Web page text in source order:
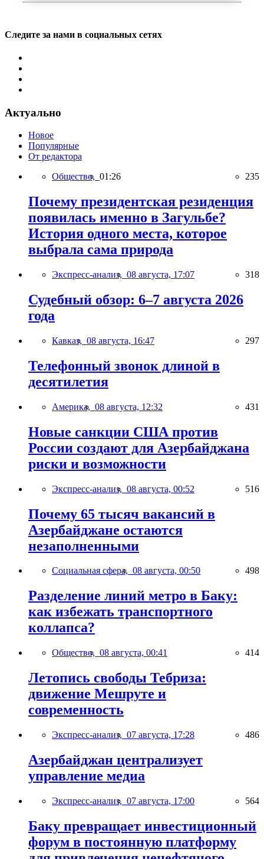
Следите за нами в социальных сетях
Актуально
Новое
Популярные
От редактора
Общество, 01:26 235
Почему президентская резиденция
появилась именно в Загульбе?
История одного места, которое
выбрала сама природа
Экспресс-анализ, 08 августа, 17:07 318
Судебный обзор: 6–7 августа 2026
года
Кавказ, 08 августа, 16:47 297
Телефонный звонок длиной в
десятилетия
Америка, 08 августа, 12:32 431
Новые санкции США против
России создают для Азербайджана
риски и возможности
Экспресс-анализ, 08 августа, 00:52 516
Почему 65 тысяч вакансий в
Азербайджане остаются
незаполненными
Социальная сфера, 08 августа, 00:50 498
Разделение линий метро в Баку:
как избежать транспортного
коллапса?
Общество, 08 августа, 00:41 414
Летопись свободы Тебриза:
движение Мешруте и
современность
Экспресс-анализ, 07 августа, 17:28 486
Азербайджан централизует
управление медиа
Экспресс-анализ, 07 августа, 17:00 564
Баку превращает инвестиционный
форум в постоянную платформу